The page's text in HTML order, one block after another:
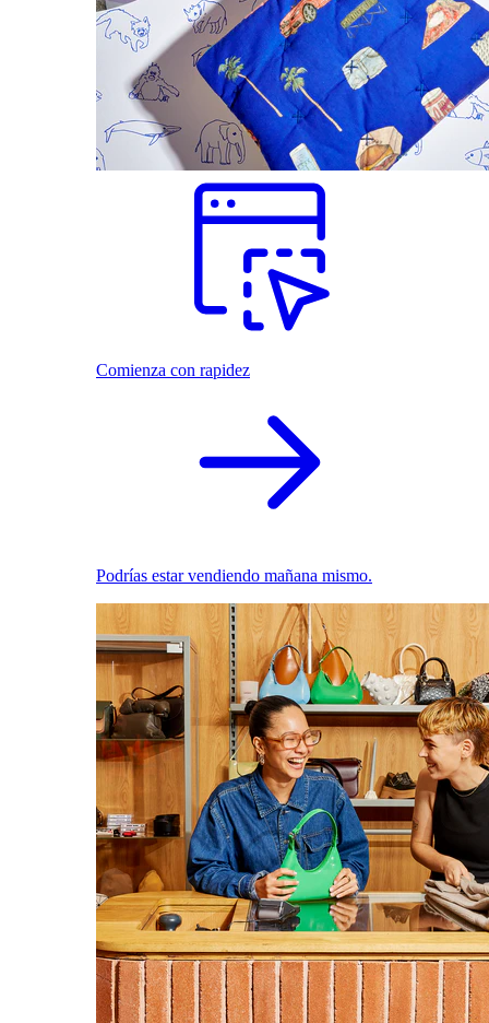
Comienza con rapidez
Podrías estar vendiendo mañana mismo.